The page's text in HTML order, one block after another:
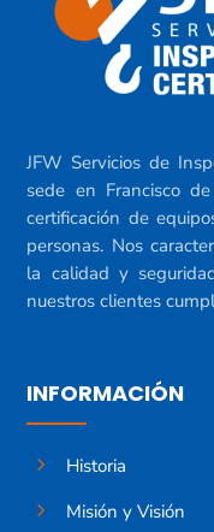
JFW Servicios de
sede en Francisco
certificación de
personas. Nos
la calidad y
nuestros clientes
INFORMACIÓN
5
Historia
5
Misión y Visión